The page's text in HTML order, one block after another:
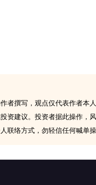
者撰写，观点仅代表作者本
资建议。投资者据此操作，风
联络方式，勿轻信任何喊单操